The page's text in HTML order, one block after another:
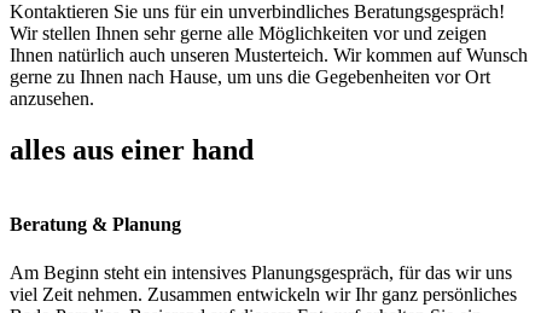
Kontaktieren Sie uns für ein unverbindliches Beratungsgespräch!
Wir stellen Ihnen sehr gerne alle Möglichkeiten vor und zeigen
Ihnen natürlich auch unseren Musterteich. Wir kommen auf Wunsch
gerne zu Ihnen nach Hause, um uns die Gegebenheiten vor Ort
anzusehen.
alles aus einer hand
Beratung & Planung
Am Beginn steht ein intensives Planungsgespräch, für das wir uns
viel Zeit nehmen. Zusammen entwickeln wir Ihr ganz persönliches